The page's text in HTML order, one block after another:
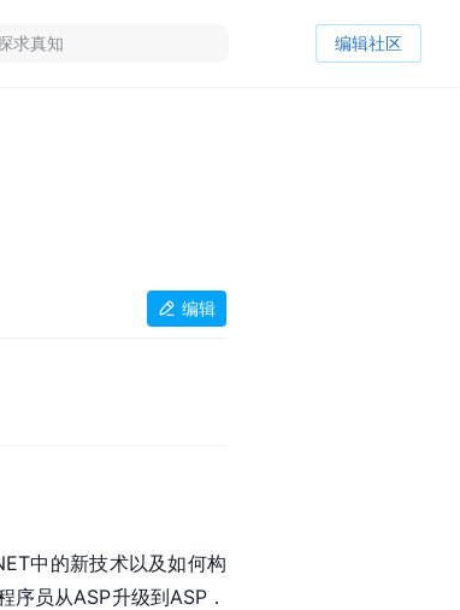
编辑社区
编辑
中的新技术以及如何构
序员从ASP升级到ASP．